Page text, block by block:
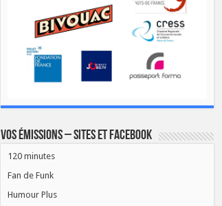
Vos émissions – Sites et Facebook
120 minutes
Fan de Funk
Humour Plus